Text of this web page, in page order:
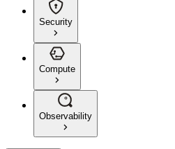
Security
Compute
Observability